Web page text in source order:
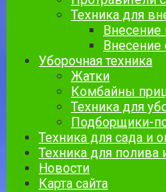
Техника для
Внесение
Уборочная техника
Жатки
Комбайны
Техника для
Подборщики-
Техника для сада и
Техника для полива
Новости
Карта сайта